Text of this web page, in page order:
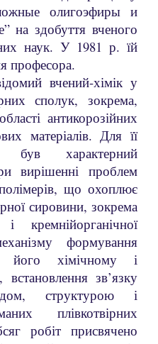
олигоэфиры и
на здобуття вченого
наук. У 1981 р. їй
професора.
вчений-хімік у
сполук, зокрема,
антикорозійних
матеріалів. Для її
був характерний
вирішенні проблем
що охоплює
сировини, зокрема
кремнійорганічної
формування
його хімічному і
зв’язку
структурою і
плівкотвірних
робіт присвячено